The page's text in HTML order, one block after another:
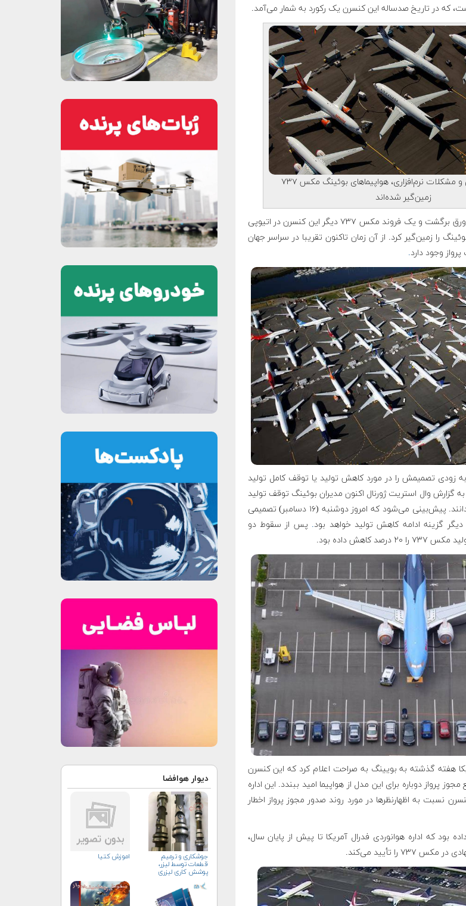
که در تاریخ صدساله این کنسرن یک رکورد به شمار می‌آمد.
با دو سقوط پیاپی و مشکلات نرم‌افزاری، هواپیماهای بوئینگ مکس ۷۳۷
زمین‌گیر شده‌اند
درماه مارس سال ۲۰۱۹ اما ورق برگشت و یک فروند مکس ۷۳۷ دیگر این کنسرن در اتیوپی
را زمین‌گیر کرد. از آن زمان تاکنون تقریبا در سراسر جهان
.
زودی تصمیمش را در مورد کاهش تولید یا توقف کامل تولید
به گزارش وال استریت ژورنال اکنون مدیران بوئینگ توقف تولید
را مناسب‌ترین گزینه می‌دانند. پیش‌بینی می‌شود که امروز دوشنبه (۱۶ دسامبر) تصمیمی
گزینه ادامه کاهش تولید خواهد بود. پس از سقوط دو
کاهش داده بود.
هفته گذشته به بویینگ به صراحت اعلام کرد که این کنسرن
پرواز دوباره برای این مدل از هواپیما امید ببندد. این اداره
نسبت به اظهارنظرها در مورد روند صدور مجوز پرواز اخطار
بود که اداره هوانوردی فدرال آمریکا تا پیش از پایان سال،
را تأیید می‌کند.
دیوار هوافضا
جوشکاری و ترمیم
قطعات توسط لیزر،
پوشش کاری لیزری
اموزش کتیا